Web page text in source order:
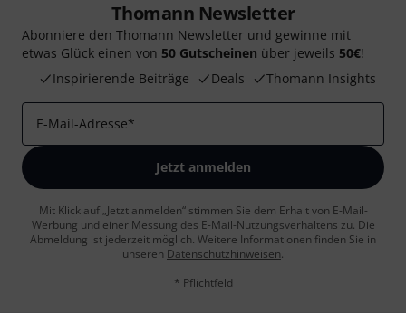
Thomann Newsletter
Abonniere den Thomann Newsletter und gewinne mit
etwas Glück einen von 50 Gutscheinen über jeweils 50€!
Inspirierende Beiträge
Deals Thomann Insights
E-Mail-Adresse*
Jetzt anmelden
Mit Klick auf „Jetzt anmelden“ stimmen Sie dem Erhalt von E-Mail-
Werbung und einer Messung des E-Mail-Nutzungsverhaltens zu. Die
Abmeldung ist jederzeit möglich. Weitere Informationen finden Sie in
unseren Datenschutzhinweisen.
* Pflichtfeld